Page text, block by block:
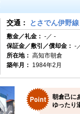
交通： とさでん伊野
敷金／礼金： -／ -
保証金／敷引／償却金： -
所在地： 高知市朝倉
築年月： 1984年2月
朝倉己に
ゆったり